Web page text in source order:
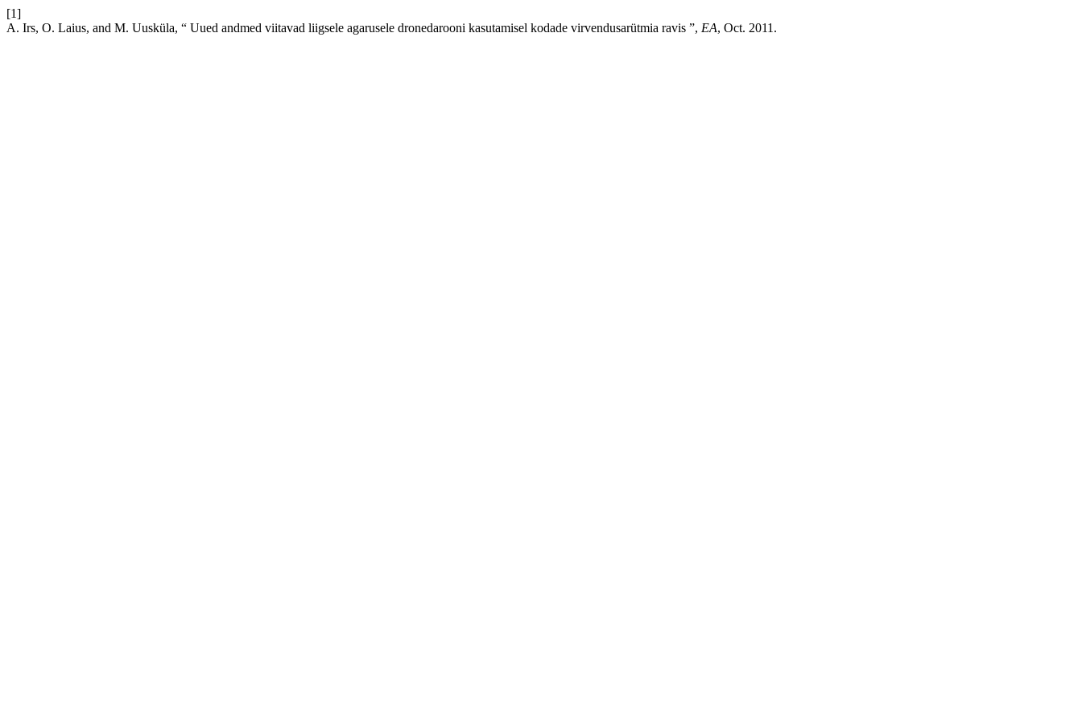
[1]
A. Irs, O. Laius, and M. Uusküla, “ Uued andmed viitavad liigsele agarusele dronedarooni kasutamisel kodade virvendusarütmia ravis ”, EA, Oct. 2011.